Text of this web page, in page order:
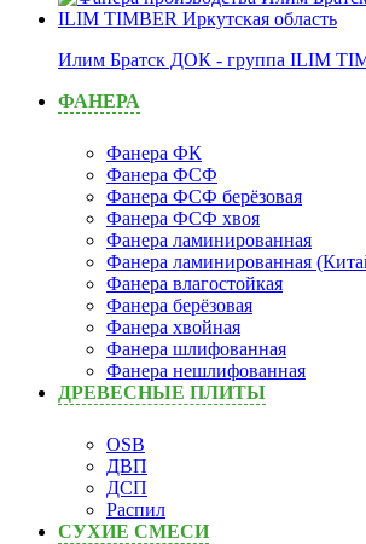
Илим Братск ДОК - группа ILIM
ФАНЕРА
Фанера ФК
Фанера ФСФ
Фанера ФСФ берёзовая
Фанера ФСФ хвоя
Фанера ламинированная
Фанера ламинированная
Фанера влагостойкая
Фанера берёзовая
Фанера хвойная
Фанера шлифованная
Фанера нешлифованная
ДРЕВЕСНЫЕ ПЛИТЫ
OSB
ДВП
ДСП
Распил
СУХИЕ СМЕСИ